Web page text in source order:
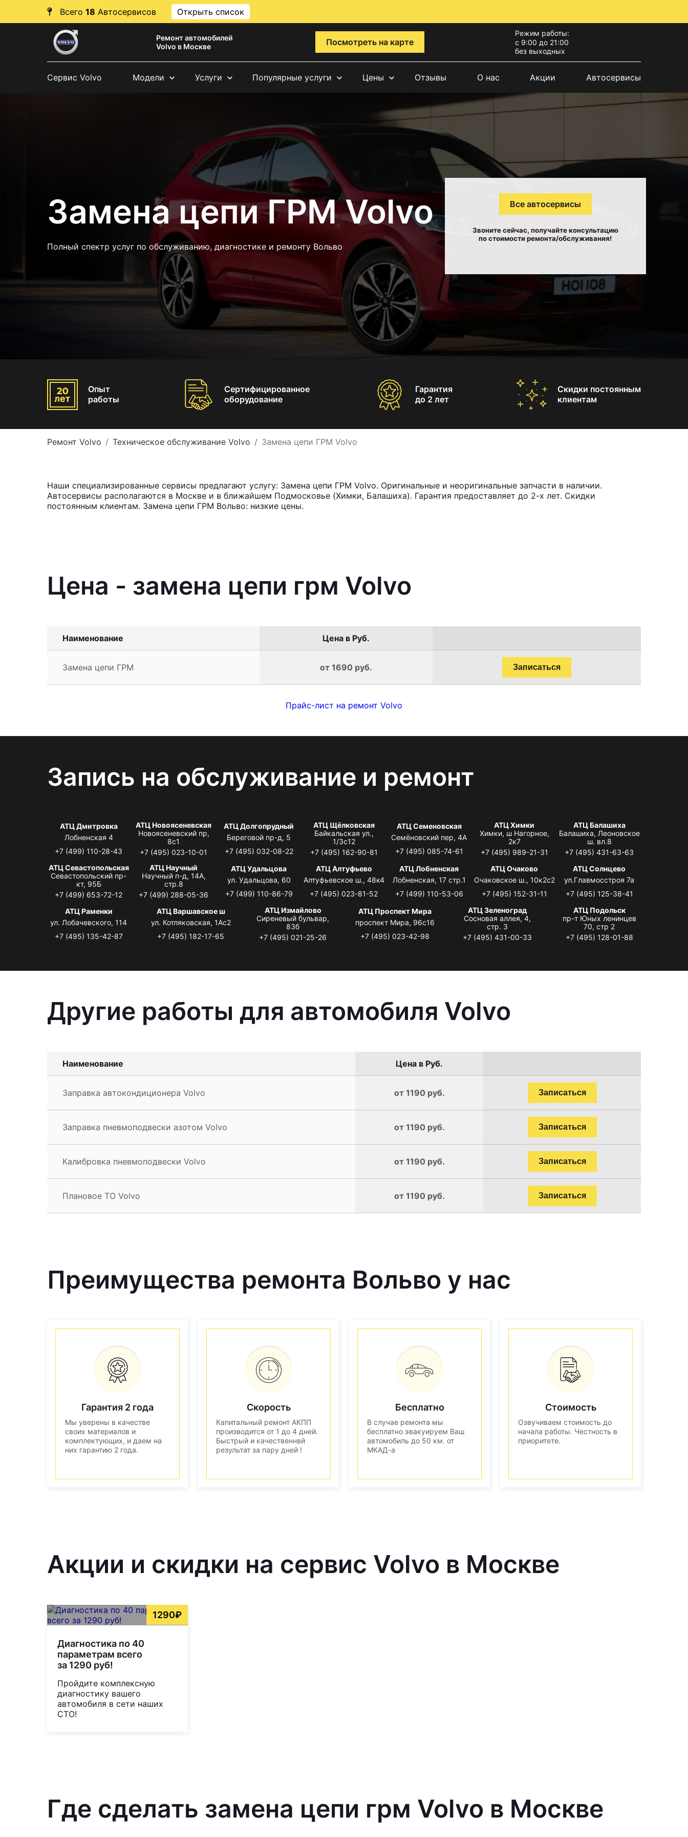
Всего 18 Автосервисов Открыть список
Ремонт автомобилей
Volvo в Москве
Посмотреть на карте
Режим работы:
с 9:00 до 21:00
без выходных
Сервис Volvo Модели Услуги Популярные услуги Цены Отзывы О нас Акции Автосервисы
Замена цепи ГРМ Volvo
Полный спектр услуг по обслуживанию, диагностике и ремонту Вольво
Все автосервисы
Звоните сейчас, получайте консультацию
по стоимости ремонта/обслуживания!
Опыт
работы
Сертифицированное
оборудование
Гарантия
до 2 лет
Скидки постоянным
клиентам
Ремонт Volvo Техническое обслуживание Volvo Замена цепи ГРМ Volvo
Наши специализированные сервисы предлагают услугу: Замена цепи ГРМ Volvo. Оригинальные и неоригинальные запчасти в наличии.
Автосервисы располагаются в Москве и в ближайшем Подмосковье (Химки, Балашиха). Гарантия предоставляет до 2-х лет. Скидки
постоянным клиентам. Замена цепи ГРМ Вольво: низкие цены.
Цена - замена цепи грм Volvo
Наименование Цена в Руб.
Замена цепи ГРМ от 1690 руб. Записаться
Прайс-лист на ремонт Volvo
Запись на обслуживание и ремонт
АТЦ Дмитровка
Лобненская 4
+7 (499) 110-28-43
АТЦ Новоясеневская
Новоясеневский пр,
8с1
+7 (495) 023-10-01
АТЦ Долгопрудный
Береговой пр-д, 5
+7 (495) 032-08-22
АТЦ Щёлковская
Байкальская ул.,
1/3с12
+7 (495) 162-90-81
АТЦ Семеновская
Семёновский пер, 4А
+7 (495) 085-74-61
АТЦ Химки
Химки, ш Нагорное,
2к7
+7 (495) 989-21-31
АТЦ Балашиха
Балашиха, Леоновское
ш. вл.8
+7 (495) 431-63-63
АТЦ Севастопольская
Севастопольский пр-
кт, 95Б
+7 (499) 653-72-12
АТЦ Научный
Научный п-д, 14А,
стр.8
+7 (499) 288-05-36
АТЦ Удальцова
ул. Удальцова, 60
+7 (499) 110-86-79
АТЦ Алтуфьево
Алтуфьевское ш., 48к4
+7 (495) 023-81-52
АТЦ Лобненская
Лобненская, 17 стр.1
+7 (499) 110-53-06
АТЦ Очаково
Очаковское ш., 10к2с2
+7 (495) 152-31-11
АТЦ Солнцево
ул.Главмосстроя 7а
+7 (495) 125-38-41
АТЦ Раменки
ул. Лобачевского, 114
+7 (495) 135-42-87
АТЦ Варшавское ш
ул. Котляковская, 1Ас2
+7 (495) 182-17-65
АТЦ Измайлово
Сиреневый бульвар,
83б
+7 (495) 021-25-26
АТЦ Проспект Мира
проспект Мира, 96с16
+7 (495) 023-42-98
АТЦ Зеленоград
Сосновая аллея, 4,
стр. 3
+7 (495) 431-00-33
АТЦ Подольск
пр-т Юных ленинцев
70, стр 2
+7 (495) 128-01-88
Другие работы для автомобиля Volvo
Наименование Цена в Руб.
Заправка автокондиционера Volvo от 1190 руб. Записаться
Заправка пневмоподвески азотом Volvo от 1190 руб. Записаться
Калибровка пневмоподвески Volvo от 1190 руб. Записаться
Плановое ТО Volvo от 1190 руб. Записаться
Преимущества ремонта Вольво у нас
Гарантия 2 года
Мы уверены в качестве
своих материалов и
комплектующих, и даем на
них гарантию 2 года.
Скорость
Капитальный ремонт АКПП
производится от 1 до 4 дней.
Быстрый и качественнвй
результат за пару дней !
Бесплатно
В случае ремонта мы
бесплатно эвакуируем Ваш
автомобиль до 50 км. от
МКАД-а
Стоимость
Озвучиваем стоимость до
начала работы. Честность в
приоритете.
Акции и скидки на сервис Volvo в Москве
1290₽
Диагностика по 40
параметрам всего
за 1290 руб!
Пройдите комплексную
диагностику вашего
автомобиля в сети наших
СТО!
Где сделать замена цепи грм Volvo в Москве